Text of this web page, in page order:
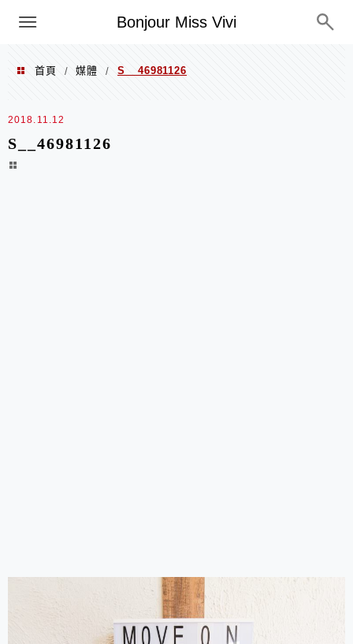
Bonjour Miss Vivi
選單
首頁 / 媒體 / S__46981126
2018.11.12
S__46981126